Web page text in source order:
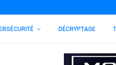
DÉCRYPTAGE